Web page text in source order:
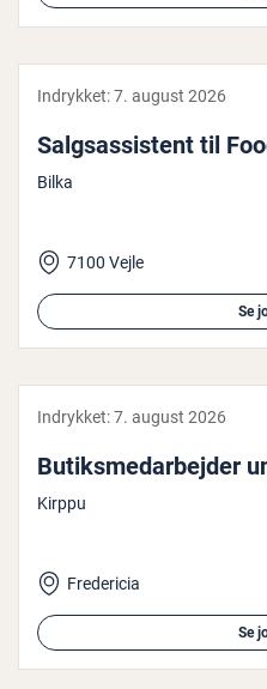
Indrykket:7. august 2026
Salgs­as­si­stent til
Bilka
7100 Vejle
Se
Indrykket:7. august 2026
Bu­tiks­me­d­ar­bej­der
Kirppu
Fredericia
Se